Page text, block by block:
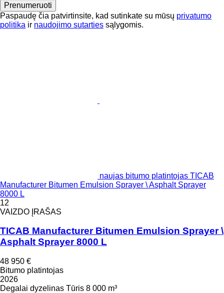
Prenumeruoti
Paspaudę čia patvirtinsite, kad sutinkate su mūsų privatumo
politika ir naudojimo sutarties sąlygomis.
naujas bitumo platintojas TICAB
Manufacturer Bitumen Emulsion Sprayer \ Asphalt Sprayer
8000 L
12
VAIZDO ĮRAŠAS
TICAB Manufacturer Bitumen Emulsion Sprayer \
Asphalt Sprayer 8000 L
48 950 €
Bitumo platintojas
2026
Degalai dyzelinas Tūris 8 000 m³